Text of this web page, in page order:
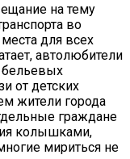
на тему
во
для всех
автолюбители
бельевых
от детских
жители города
граждане
колышками,
мириться не